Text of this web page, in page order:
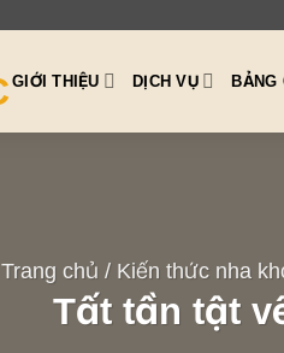
GIỚI THIỆU DỊCH VỤ BẢNG
Trang chủ / Kiến thức nha
Tất tần tật